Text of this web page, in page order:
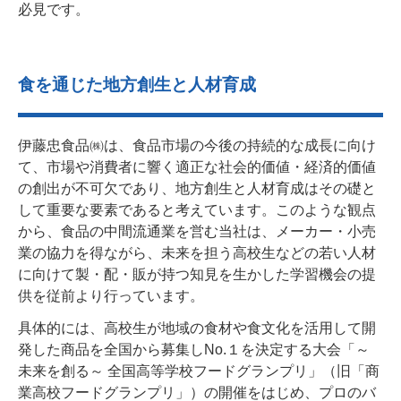
必見です。
食を通じた地方創生と人材育成
伊藤忠食品㈱は、食品市場の今後の持続的な成長に向け
て、市場や消費者に響く適正な社会的価値・経済的価値
の創出が不可欠であり、地方創生と人材育成はその礎と
して重要な要素であると考えています。このような観点
から、食品の中間流通業を営む当社は、メーカー・小売
業の協力を得ながら、未来を担う高校生などの若い人材
に向けて製・配・販が持つ知見を生かした学習機会の提
供を従前より行っています。
具体的には、高校生が地域の食材や食文化を活用して開
発した商品を全国から募集しNo.１を決定する大会「～
未来を創る～ 全国高等学校フードグランプリ」（旧「商
業高校フードグランプリ」）の開催をはじめ、プロのバ